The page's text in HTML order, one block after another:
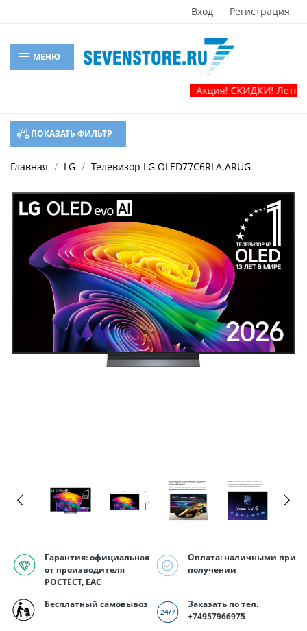
Вход Регистрация
МЕНЮ
Акция! СКИДКИ! Летняя
ПОКАЗАТЬ ФИЛЬТР
Главная LG Телевизор LG OLED77C6RLA.ARUG
Гарантия: официальная
от производителя
РОСТЕСТ, EAC
Оплата: наличными при
получении
Бесплатный самовывоз
Заказать по тел.
+74957966975